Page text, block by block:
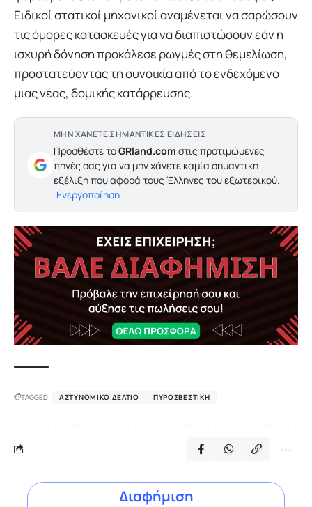
Ειδικοί στατικοί μηχανικοί αναμένεται να σαρώσουν
τις όμορες κατασκευές για να διαπιστώσουν εάν η
ισχυρή δόνηση προκάλεσε ρωγμές στη θεμελίωση,
προστατεύοντας τη συνοικία από το ενδεχόμενο
μιας νέας, δομικής κατάρρευσης.
ΜΗΝ ΧΑΝΕΤΕ ΣΗΜΑΝΤΙΚΕΣ ΕΙΔΗΣΕΙΣ
Προσθέστε τοGRland.com στις προτιμώμενες
πηγές σας για να μην χάνετε καμία σημαντική
εξέλιξη που αφορά τους Έλληνες του εξωτερικού.
Ενεργοποίηση
TAGGED: ΑΣΤΥΝΟΜΙΚΌ ΔΕΛΤΊΟ ΠΥΡΟΣΒΕΣΤΙΚΉ
Διαφήμιση